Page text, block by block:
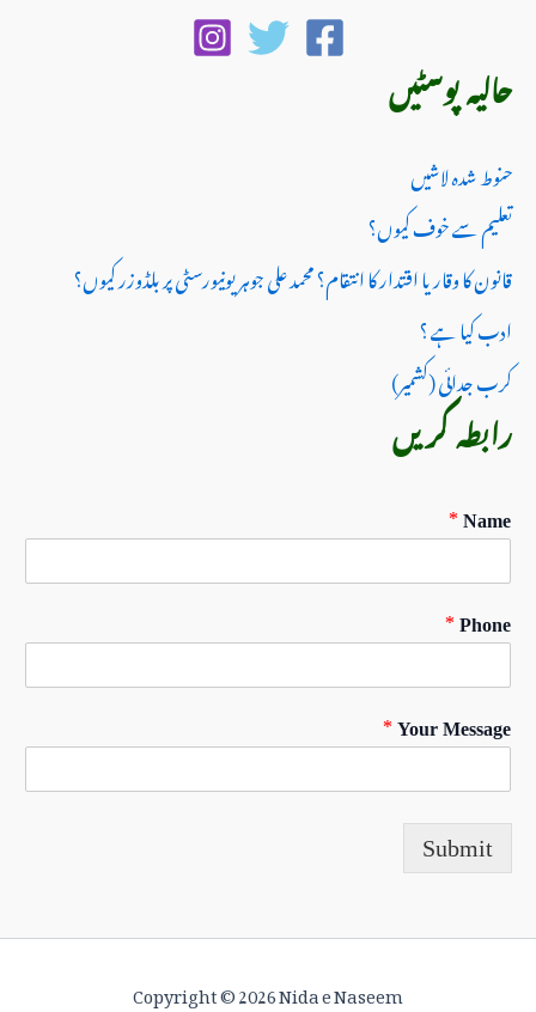
حالیہ پوسٹیں
حنوط شدہ لاشیں
تعلیم سے خوف کیوں؟
قانون کا وقار یا اقتدار کا انتقام؟ محمد علی جوہر یونیورسٹی پر بلڈوزر کیوں؟
ادب کیا ہے ؟
کرب جدائی (کشمیر)
رابطہ کریں
Name
*
Phone
*
Your Message
*
Submit
Copyright © 2026 Nida e Naseem